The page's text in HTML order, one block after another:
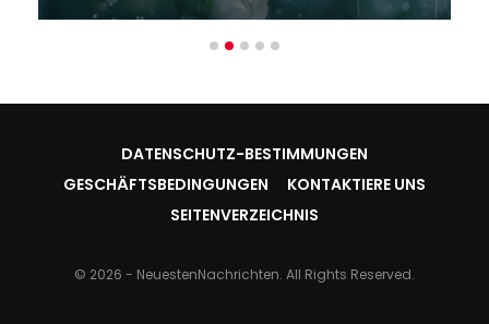
DATENSCHUTZ-BESTIMMUNGEN
GESCHÄFTSBEDINGUNGEN
KONTAKTIERE UNS
SEITENVERZEICHNIS
© 2026 - NeuestenNachrichten. All Rights Reserved.